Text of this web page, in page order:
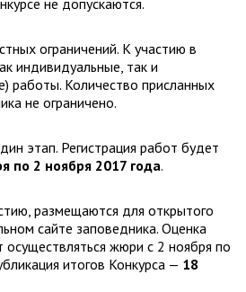
ограничений. К участию в
индивидуальные, так и
работы. Количество присланных
не ограничено.
этап. Регистрация работ будет
по 2 ноября 2017 года.
размещаются для открытого
сайте заповедника. Оценка
осуществляться жюри с 2 ноября по
итогов Конкурса — 18